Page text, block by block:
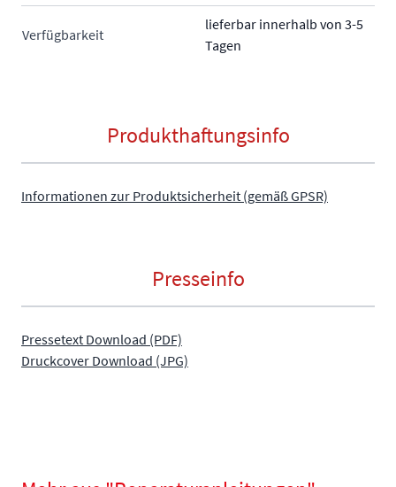
Verfügbarkeit
lieferbar innerhalb von 3-5
Tagen
Produkthaftungsinfo
Informationen zur Produktsicherheit (gemäß GPSR)
Presseinfo
Pressetext Download (PDF)
Druckcover Download (JPG)